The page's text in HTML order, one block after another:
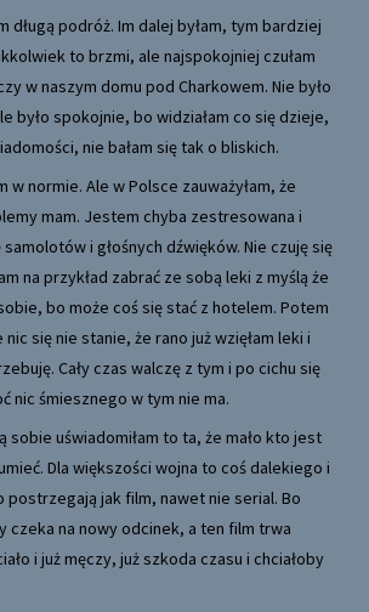
długą podróż. Im dalej byłam, tym bardziej
to brzmi, ale najspokojniej czułam
w naszym domu pod Charkowem. Nie było
było spokojnie, bo widziałam co się dzieje,
nie bałam się tak o bliskich.
w normie. Ale w Polsce zauważyłam, że
mam. Jestem chyba zestresowana i
samolotów i głośnych dźwięków. Nie czuję się
na przykład zabrać ze sobą leki z myślą że
bo może coś się stać z hotelem. Potem
się nie stanie, że rano już wzięłam leki i
Cały czas walczę z tym i po cichu się
nic śmiesznego w tym nie ma.
sobie uświadomiłam to ta, że mało kto jest
Dla większości wojna to coś dalekiego i
postrzegają jak film, nawet nie serial. Bo
czeka na nowy odcinek, a ten film trwa
i już męczy, już szkoda czasu i chciałoby